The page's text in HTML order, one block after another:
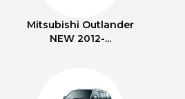
Mitsubishi Outlander
NEW 2012-...